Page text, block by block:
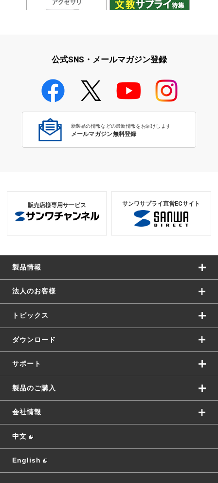
学校教育のICT環境整備特集
公式SNS・メールマガジン登録
新製品の情報などの最新情報をお届けします
メールマガジン無料登録
販売店様専用サービス サンワサプライ直営ECサイト
製品情報
法人のお客様
トピックス
ダウンロード
サポート
製品のご購入
会社情報
中文
English